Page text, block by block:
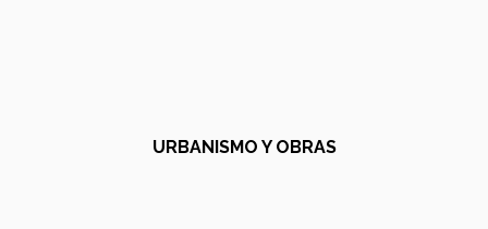
URBANISMO Y OBRAS